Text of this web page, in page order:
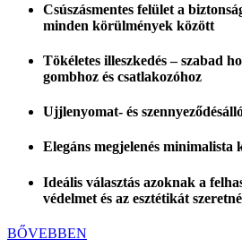
Csúszásmentes felület a
minden körülmények között
Tökéletes illeszkedés – szabad
gombhoz és csatlakozóhoz
Ujjlenyomat- és
Elegáns megjelenés minimalista
Ideális választás azoknak a
védelmet és az esztétikát
BŐVEBBEN